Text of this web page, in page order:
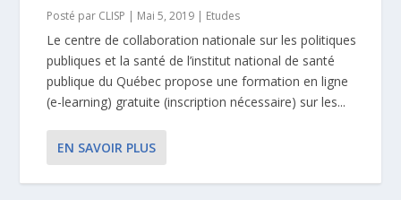
Posté par CLISP | Mai 5, 2019 | Etudes
Le centre de collaboration nationale sur les politiques
publiques et la santé de l’institut national de santé
publique du Québec propose une formation en ligne
(e-learning) gratuite (inscription nécessaire) sur les...
EN SAVOIR PLUS